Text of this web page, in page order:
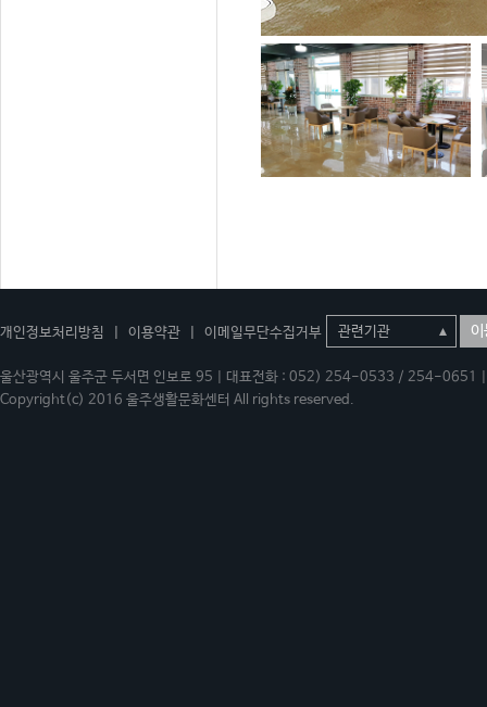
개인정보처리방침 이용약관 이메일무단수집거부 이
울산광역시 울주군 두서면 인보로 95 | 대표전화 : 052) 254-0533 / 254-
Copyright(c) 2016 울주생활문화센터 All rights reserved.